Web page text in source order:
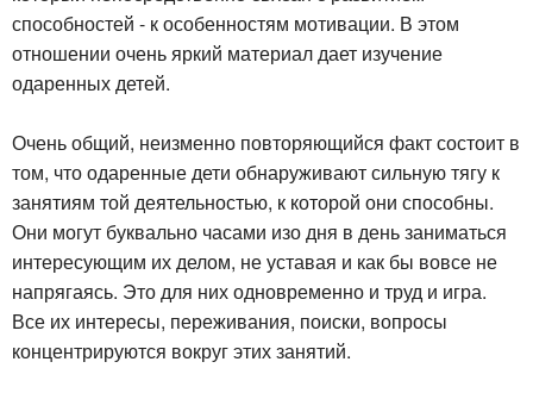
способностей - к особенностям мотивации. В этом
отношении очень яркий материал дает изучение
одаренных детей.
Очень общий, неизменно повторяющийся факт состоит в
том, что одаренные дети обнаруживают сильную тягу к
занятиям той деятельностью, к которой они способны.
Они могут буквально часами изо дня в день заниматься
интересующим их делом, не уставая и как бы вовсе не
напрягаясь. Это для них одновременно и труд и игра.
Все их интересы, переживания, поиски, вопросы
концентрируются вокруг этих занятий.